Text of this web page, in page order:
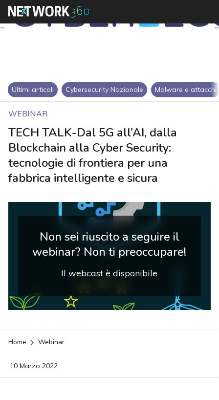
Ultimi articoli Cybersecurity Nazionale Malware e attacchi
WEBINAR
TECH TALK-Dal 5G all’AI, dalla
Blockchain alla Cyber Security:
tecnologie di frontiera per una
fabbrica intelligente e sicura
Non sei riuscito a seguire il
webinar? Non ti preoccupare!
Il webcast è disponibile
Home Webinar
10 Marzo 2022